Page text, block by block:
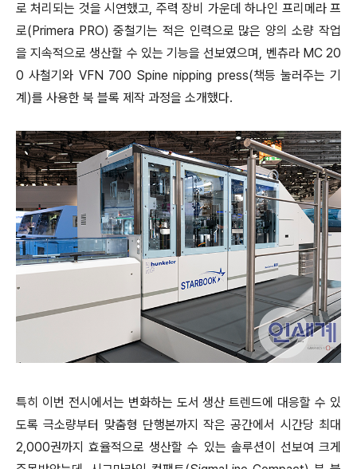
로 처리되는 것을 시연했고, 주력 장비 가운데 하나인 프리메라 프
로(Primera PRO) 중철기는 적은 인력으로 많은 양의 소량 작업
을 지속적으로 생산할 수 있는 기능을 선보였으며, 벤츄라 MC 20
0 사철기와 VFN 700 Spine nipping press(책등 눌러주는 기
계)를 사용한 북 블록 제작 과정을 소개했다.
특히 이번 전시에서는 변화하는 도서 생산 트렌드에 대응할 수 있
도록 극소량부터 맞춤형 단행본까지 작은 공간에서 시간당 최대
2,000권까지 효율적으로 생산할 수 있는 솔루션이 선보여 크게